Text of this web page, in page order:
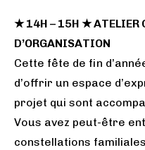
★ 14H – 15H ★ ATELIER
D’ORGANISATION
Cette fête de fin
d’offrir un espace
projet qui sont
Vous avez peut-être
constellations